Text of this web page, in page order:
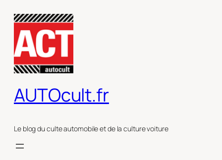
contenu
AUTOcult.fr
Le blog du culte automobile et de la culture voiture